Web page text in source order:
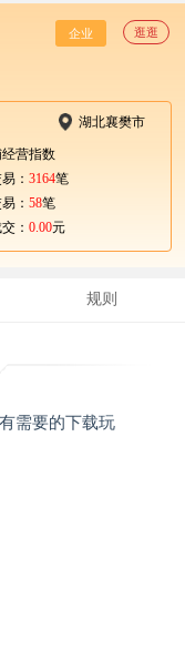
企业 逛逛
湖北襄樊市
经营指数
： 3164笔
： 58笔
： 0.00元
规则
需要的下载玩